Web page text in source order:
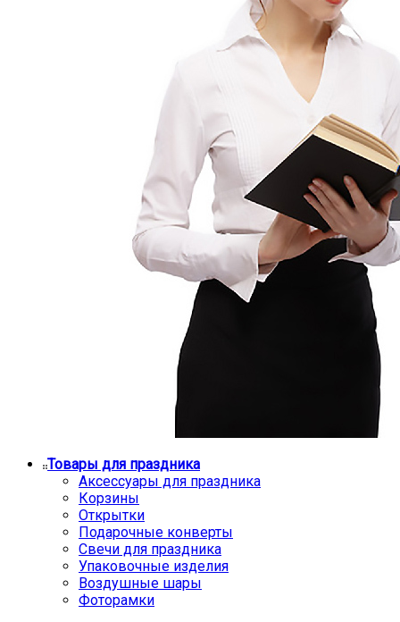
Товары для праздника
Аксессуары для праздника
Корзины
Открытки
Подарочные конверты
Свечи для праздника
Упаковочные изделия
Воздушные шары
Фоторамки